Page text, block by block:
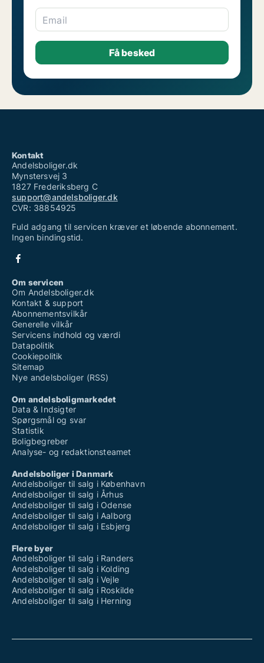
Email
Kontakt
Andelsboliger.dk
Mynstersvej 3
1827 Frederiksberg C
support@andelsboliger.dk
CVR: 38854925
Fuld adgang til servicen kræver et løbende abonnement.
Ingen bindingstid.
Om servicen
Om Andelsboliger.dk
Kontakt & support
Abonnementsvilkår
Generelle vilkår
Servicens indhold og værdi
Datapolitik
Cookiepolitik
Sitemap
Nye andelsboliger (RSS)
Om andelsboligmarkedet
Data & Indsigter
Spørgsmål og svar
Statistik
Boligbegreber
Analyse- og redaktionsteamet
Andelsboliger i Danmark
Andelsboliger til salg i København
Andelsboliger til salg i Århus
Andelsboliger til salg i Odense
Andelsboliger til salg i Aalborg
Andelsboliger til salg i Esbjerg
Flere byer
Andelsboliger til salg i Randers
Andelsboliger til salg i Kolding
Andelsboliger til salg i Vejle
Andelsboliger til salg i Roskilde
Andelsboliger til salg i Herning